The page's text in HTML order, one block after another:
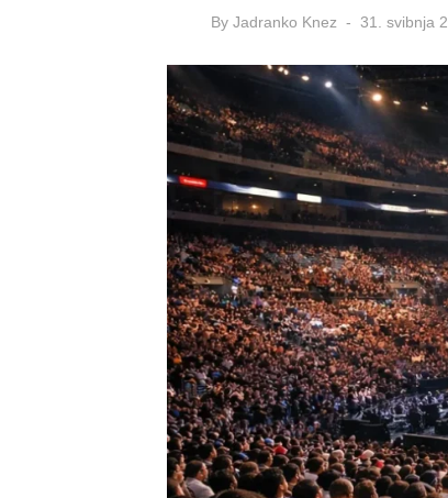
By Jadranko Knez
Posted
31. svibnja